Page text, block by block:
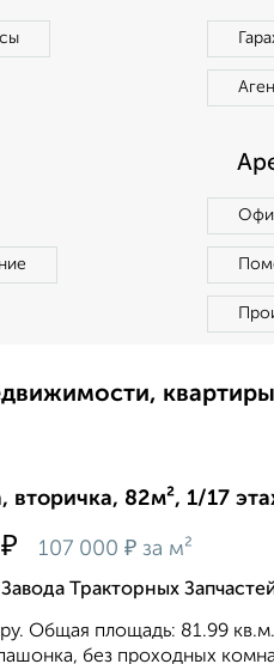
вторичка, 82м², 1/17
₽ 107 000 ₽ за м²
Тракторных
Общая площадь: 81.99
без проходных